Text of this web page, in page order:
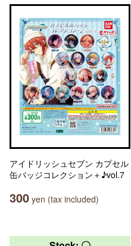
アイドリッシュセブン カプセル
缶バッジコレクション＋♪vol.7
300 yen (tax included)